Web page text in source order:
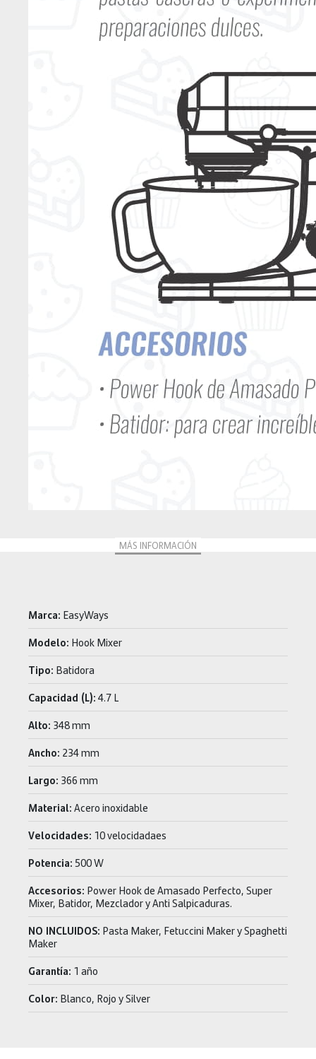
MÁS INFORMACIÓN
Marca: EasyWays
Modelo: Hook Mixer
Tipo: Batidora
Capacidad (L):4.7 L
Alto: 348 mm
Ancho: 234 mm
Largo: 366 mm
Material:Acero inoxidable
Velocidades: 10 velocidadaes
Potencia:500 W
Accesorios: Power Hook de Amasado Perfecto, Super
Mixer, Batidor, Mezclador y Anti Salpicaduras.
NO INCLUIDOS: Pasta Maker, Fetuccini Maker y Spaghetti
Maker
Garantía: 1 año
Color: Blanco, Rojo y Silver